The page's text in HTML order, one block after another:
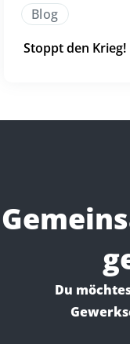
Blog
Stoppt den Krieg!
Du